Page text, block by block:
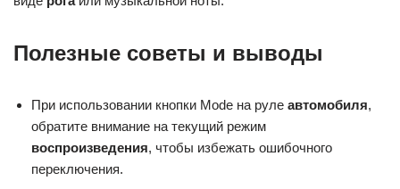
Полезные советы и выводы
При использовании кнопки Mode на руле автомобиля,
обратите внимание на текущий режим
воспроизведения, чтобы избежать ошибочного
переключения.